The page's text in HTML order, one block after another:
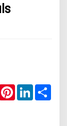
PinterestLinkedIn